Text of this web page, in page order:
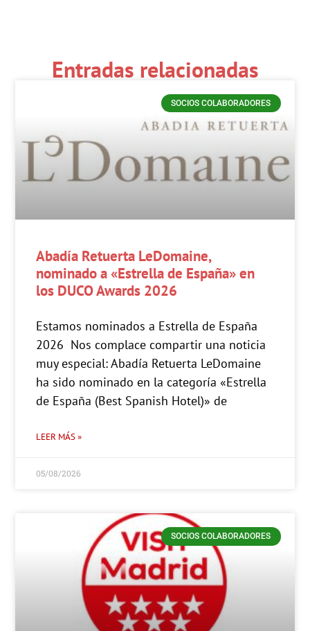
Entradas relacionadas
SOCIOS COLABORADORES
Abadía Retuerta LeDomaine,
nominado a «Estrella de España» en
los DUCO Awards 2026
Estamos nominados a Estrella de España
2026 Nos complace compartir una noticia
muy especial: Abadía Retuerta LeDomaine
ha sido nominado en la categoría «Estrella
de España (Best Spanish Hotel)» de
LEER MÁS »
05/08/2026
SOCIOS COLABORADORES